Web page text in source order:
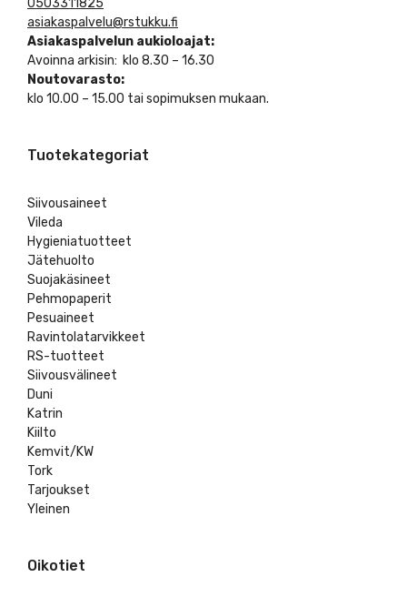
asiakaspalvelu@rstukku.fi
Asiakaspalvelun aukioloajat:
Avoinna arkisin: klo 8.30 – 16.30
Noutovarasto:
klo 10.00 – 15.00 tai sopimuksen mukaan.
Tuotekategoriat
Siivousaineet
Vileda
Hygieniatuotteet
Jätehuolto
Suojakäsineet
Pehmopaperit
Pesuaineet
Ravintolatarvikkeet
RS-tuotteet
Siivousvälineet
Duni
Katrin
Kiilto
Kemvit/KW
Tork
Tarjoukset
Yleinen
Oikotiet